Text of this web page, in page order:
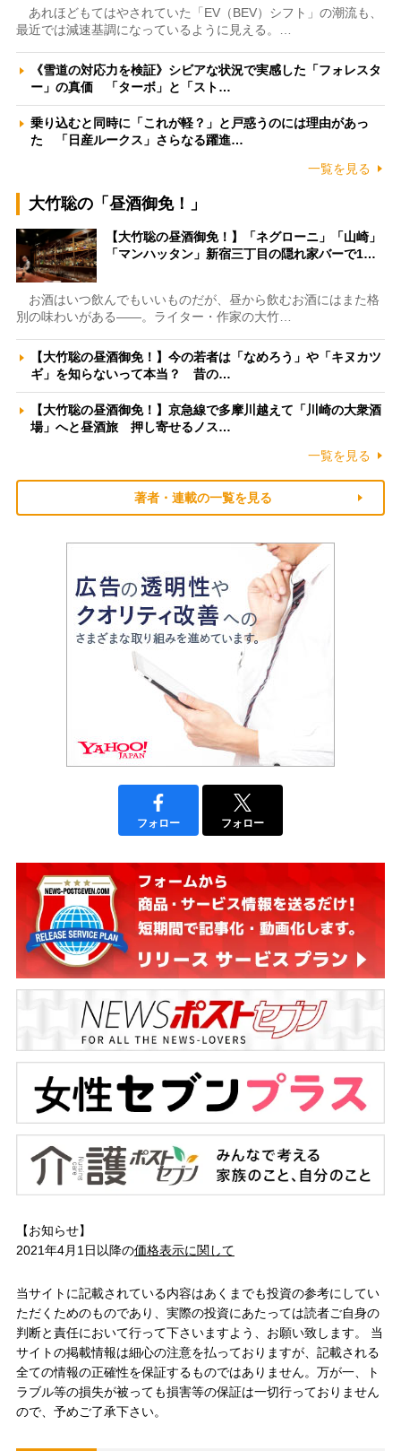
あれほどもてはやされていた「EV（BEV）シフト」の潮流も、
最近では減速基調になっているように見える。…
《雪道の対応力を検証》シビアな状況で実感した「フォレスタ
ー」の真価 「ターボ」と「スト…
乗り込むと同時に「これが軽？」と戸惑うのには理由があっ
た 「日産ルークス」さらなる躍進…
一覧を見る
大竹聡の「昼酒御免！」
【大竹聡の昼酒御免！】「ネグローニ」「山崎」
「マンハッタン」新宿三丁目の隠れ家バーで1…
お酒はいつ飲んでもいいものだが、昼から飲むお酒にはまた格
別の味わいがある――。ライター・作家の大竹…
【大竹聡の昼酒御免！】今の若者は「なめろう」や「キヌカツ
ギ」を知らないって本当？ 昔の…
【大竹聡の昼酒御免！】京急線で多摩川越えて「川崎の大衆酒
場」へと昼酒旅 押し寄せるノス…
一覧を見る
著者・連載の一覧を見る
フォロー フォロー
【お知らせ】
2021年4月1日以降の価格表示に関して
当サイトに記載されている内容はあくまでも投資の参考にしてい
ただくためのものであり、実際の投資にあたっては読者ご自身の
判断と責任において行って下さいますよう、お願い致します。 当
サイトの掲載情報は細心の注意を払っておりますが、記載される
全ての情報の正確性を保証するものではありません。万が一、ト
ラブル等の損失が被っても損害等の保証は一切行っておりません
ので、予めご了承下さい。